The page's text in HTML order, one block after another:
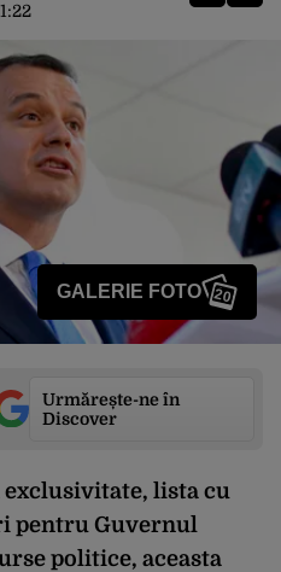
GALERIE FOTO 20
Urmărește-ne în
Discover
lista cu
pentru Guvernul
politice, aceasta